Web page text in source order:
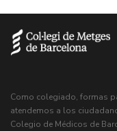
Como colegiado, formas
atendemos a los
Colegio de Médicos de